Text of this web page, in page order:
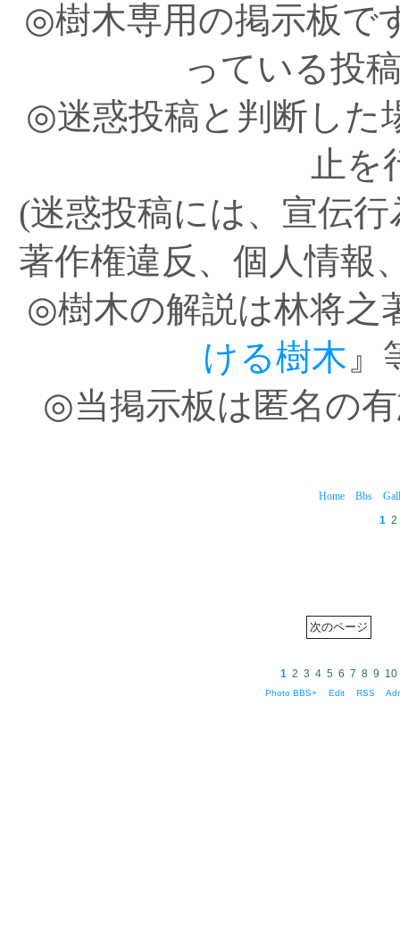
◎樹木専用の掲示板で
っている投
◎迷惑投稿と判断した
止を
(迷惑投稿には、宣伝
著作権違反、個人情報
◎樹木の解説は林将之
ける樹木』
◎当掲示板は匿名の
Home Bbs
1 2
1 2 3 4 5 6 7 8 9 10
Photo BBS+ Edit RSS